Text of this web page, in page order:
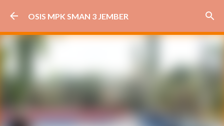
Langsung ke konten utama
OSIS MPK SMAN 3 JEMBER